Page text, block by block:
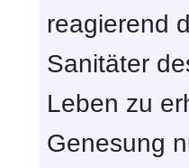
reagierend
Sanitäter
Leben zu
Genesung